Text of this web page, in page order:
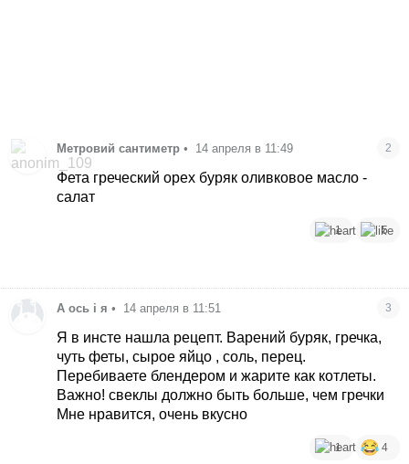
Метровий сантиметр • 14 апреля в 11:49 2
Фета греческий орех буряк оливковое масло -
салат
1 5
А ось і я • 14 апреля в 11:51 3
Я в инсте нашла рецепт. Варений буряк, гречка,
чуть феты, сырое яйцо , соль, перец.
Перебиваете блендером и жарите как котлеты.
Важно! свеклы должно быть больше, чем гречки
Мне нравится, очень вкусно
1 4